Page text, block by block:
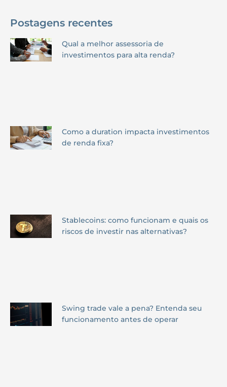
Postagens recentes
Qual a melhor assessoria de
investimentos para alta renda?
Como a duration impacta investimentos
de renda fixa?
Stablecoins: como funcionam e quais os
riscos de investir nas alternativas?
Swing trade vale a pena? Entenda seu
funcionamento antes de operar